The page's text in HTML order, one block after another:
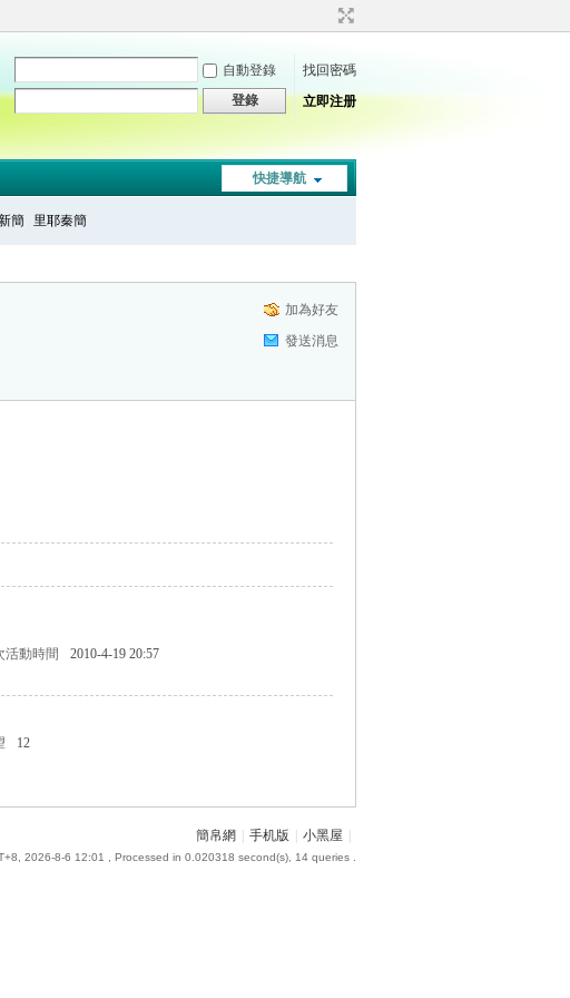
自動登錄
找回密碼
登錄 立即注册
快捷導航
簡 里耶秦簡
加為好友
發送消息
活動時間
2010-4-19 20:57
12
簡帛網 手机版 小黑屋
2026-8-6 12:01 , Processed in 0.020318 second(s), 14 queries .